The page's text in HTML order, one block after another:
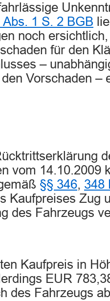
Abs. 1 S. 2 BGB
noch
für den
–
Vorschaden –
vom 14.10.2009
§§ 346, 348
Kaufpreises Zug
des Fahrzeugs
Kaufpreis in
EUR
des Fahrzeugs